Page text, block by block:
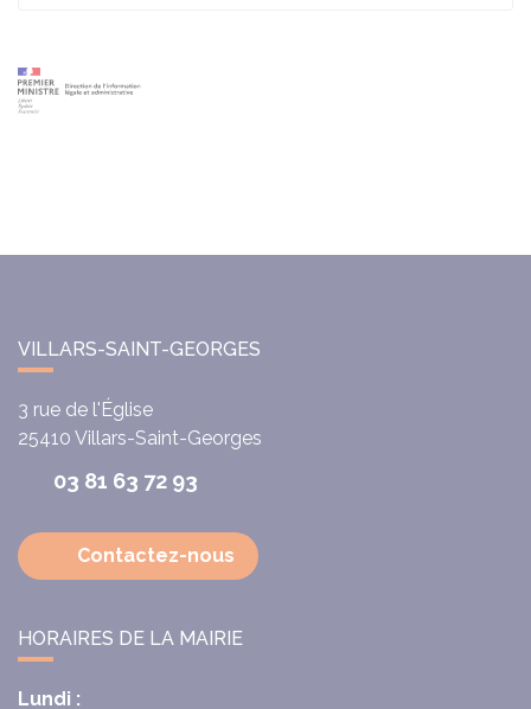
VILLARS-SAINT-GEORGES
3 rue de l'Église
25410 Villars-Saint-Georges
03 81 63 72 93
Contactez-nous
HORAIRES DE LA MAIRIE
Lundi :